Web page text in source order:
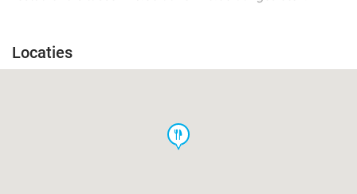
Locaties
food